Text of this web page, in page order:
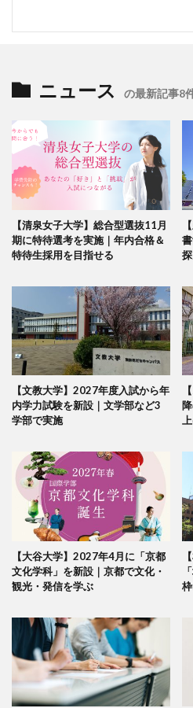
ニュース の最新記事8
【清泉女子大学】総合型選抜11月
期に特待選考を実施｜年内合格＆
特待生採用を目指せる
【文教大学】2027年度入試から年
内学力試験を新設｜文学部など3
学部で実施
【大谷大学】2027年4月に「京都
文化学科」を新設｜京都で文化・
観光・発信を学ぶ